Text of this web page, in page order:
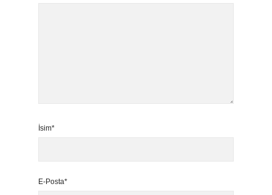
İsim*
E-Posta*